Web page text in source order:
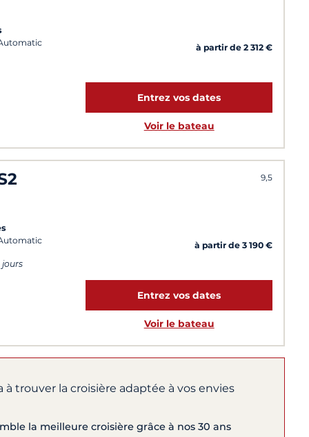
à partir de 2 312 €
Entrez vos dates
Voir le bateau
9,5
jours
à partir de 3 190 €
Entrez vos dates
Voir le bateau
à trouver la croisière adaptée à vos envies
la meilleure croisière grâce à nos 30 ans